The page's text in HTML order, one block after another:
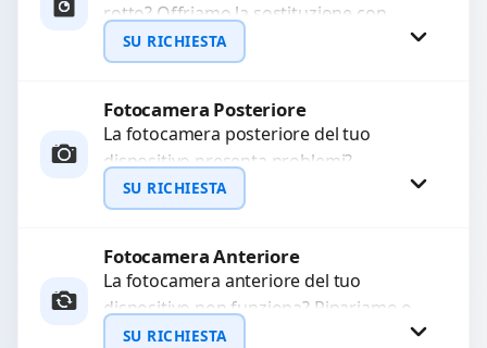
WhatsApp
rotto? Offriamo la sostituzione con
ricambi di alta qualità garantiti per 3
mesi....
SU RICHIESTA
Richiedi Preventivo
WhatsApp
Fotocamera Posteriore
La fotocamera posteriore del tuo
dispositivo presenta problemi?
Interveniamo per risolvere guasti come
immagini sfocate, messa a fuoco non
SU RICHIESTA
Richiedi Preventivo
WhatsApp
Fotocamera Anteriore
La fotocamera anteriore del tuo
dispositivo non funziona? Ripariamo o
sostituiamo fotocamere guaste con
SU RICHIESTA